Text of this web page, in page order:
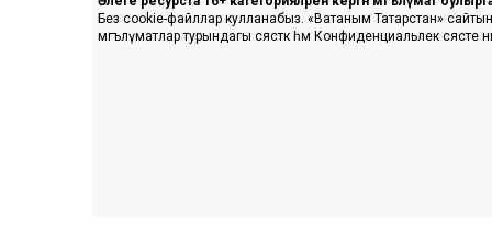
Без cookie-файллар кулланабыз. «Ватаным Татарстан» сайтына
мәгълүматлар турындагы сәясәткә һәм Конфиденциальлек